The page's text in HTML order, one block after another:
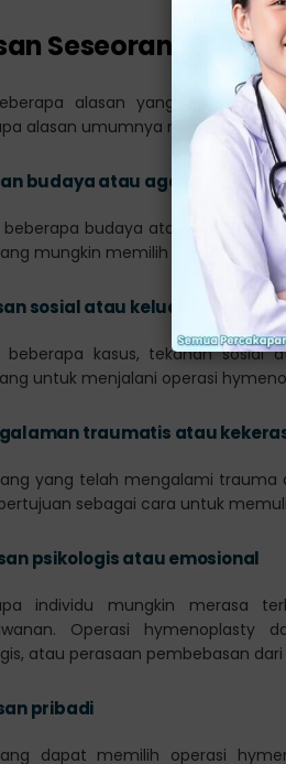
Seseorang Ingin
alasan yang mungkin
alasan umumnya meliputi adalah
budaya atau agama
beberapa budaya atau agama,
mungkin memilih operasi ini
sosial atau keluarga
beberapa kasus, tekanan sosial
untuk menjalani operasi
traumatis atau
yang telah mengalami trauma
sebagai cara untuk
psikologis atau emosional
individu mungkin merasa
Operasi hymenoplasty
atau perasaan pembebasan
pribadi
dapat memilih operasi